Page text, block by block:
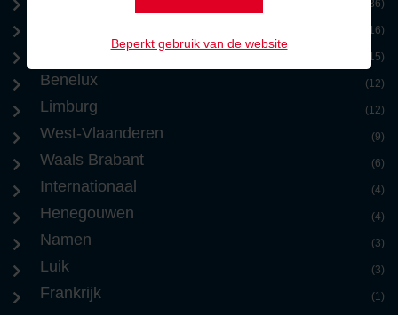
(36)
(16)
Vlaams Brabant (15)
Benelux (12)
Limburg (12)
West-Vlaanderen (9)
Waals Brabant (6)
Internationaal (4)
Henegouwen (4)
Namen (3)
Luik (3)
Frankrijk (1)
Beperkt gebruik van de website